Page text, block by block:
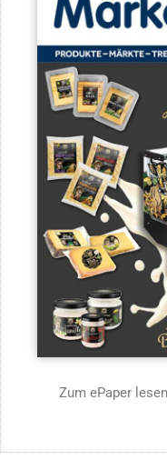
Zum ePaper